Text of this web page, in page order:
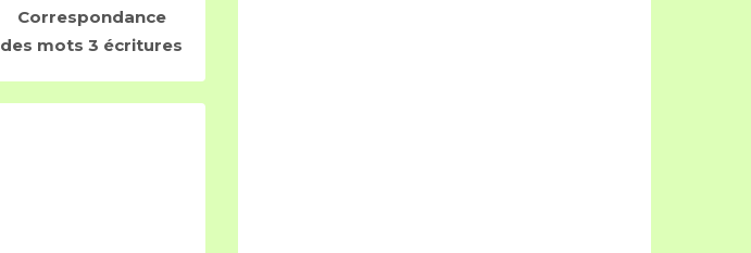
Correspondance
des mots 3 écritures